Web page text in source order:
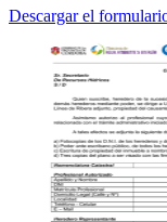
Descargar el